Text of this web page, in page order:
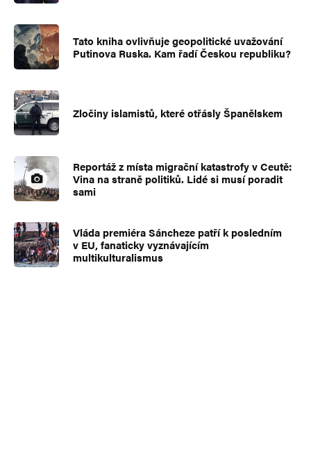
Tato kniha ovlivňuje geopolitické uvažování
Putinova Ruska. Kam řadí Českou republiku?
Zločiny islamistů, které otřásly Španělskem
Reportáž z místa migrační katastrofy v Ceutě:
Vina na straně politiků. Lidé si musí poradit
sami
Vláda premiéra Sáncheze patří k posledním
v EU, fanaticky vyznávajícím
multikulturalismus